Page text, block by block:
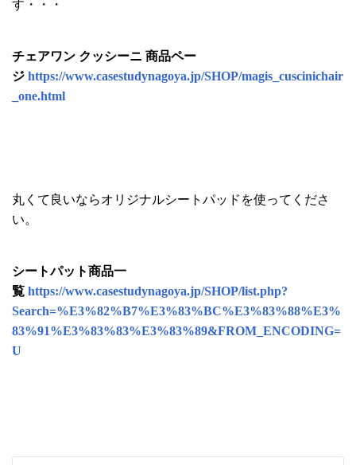
す・・・
チェアワン クッシーニ 商品ペー
ジ https://www.casestudynagoya.jp/SHOP/magis_cuscinichair
_one.html
丸くて良いならオリジナルシートパッドを使ってくださ
い。
シートパット商品一
覧 https://www.casestudynagoya.jp/SHOP/list.php?
Search=%E3%82%B7%E3%83%BC%E3%83%88%E3%
83%91%E3%83%83%E3%83%89&FROM_ENCODING=
U